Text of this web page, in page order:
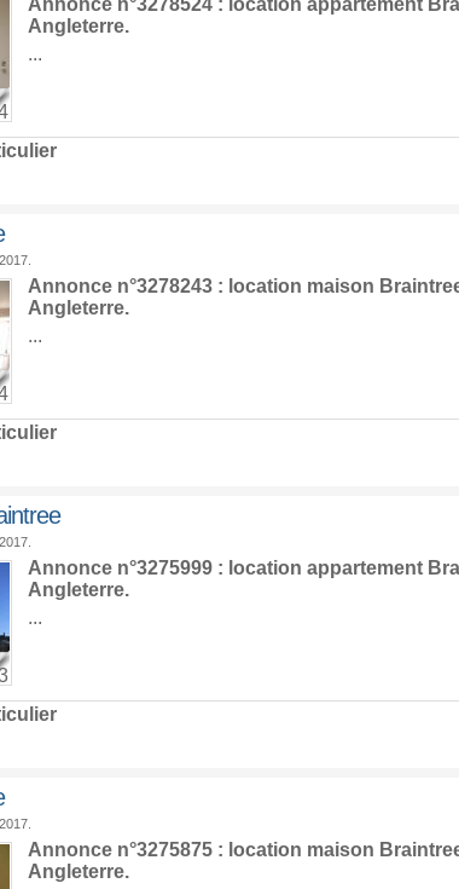
Annonce n°3278524 : location appartement
Angleterre.
...
Annonce n°3278243 : location maison
Angleterre.
...
Annonce n°3275999 : location appartement
Angleterre.
...
Annonce n°3275875 : location maison
Angleterre.